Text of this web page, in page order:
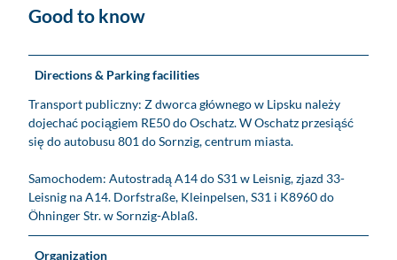
Good to know
Directions & Parking facilities
Transport publiczny: Z dworca głównego w Lipsku należy
dojechać pociągiem RE50 do Oschatz. W Oschatz przesiąść
się do autobusu 801 do Sornzig, centrum miasta.
Samochodem: Autostradą A14 do S31 w Leisnig, zjazd 33-
Leisnig na A14. Dorfstraße, Kleinpelsen, S31 i K8960 do
Öhninger Str. w Sornzig-Ablaß.
Organization